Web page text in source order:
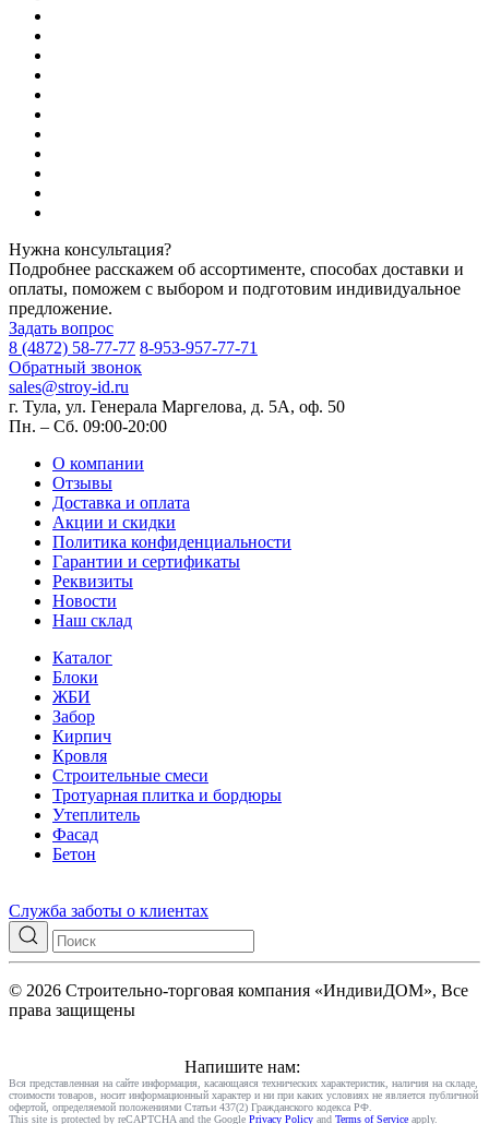
Нужна консультация?
Подробнее расскажем об ассортименте, способах доставки и
оплаты, поможем с выбором и подготовим индивидуальное
предложение.
Задать вопрос
8 (4872) 58-77-77 8-953-957-77-71
Обратный звонок
sales@stroy-id.ru
г. Тула, ул. Генерала Маргелова, д. 5А, оф. 50
Пн. – Cб. 09:00-20:00
О компании
Отзывы
Доставка и оплата
Акции и скидки
Политика конфиденциальности
Гарантии и сертификаты
Реквизиты
Новости
Наш склад
Каталог
Блоки
ЖБИ
Забор
Кирпич
Кровля
Строительные смеси
Тротуарная плитка и бордюры
Утеплитель
Фасад
Бетон
Служба заботы о клиентах
© 2026 Строительно-торговая компания «ИндивиДОМ», Все
права защищены
Напишите нам:
Вся представленная на сайте информация, касающаяся технических характеристик, наличия на складе,
стоимости товаров, носит информационный характер и ни при каких условиях не является публичной
офертой, определяемой положениями Статьи 437(2) Гражданского кодекса РФ.
This site is protected by reCAPTCHA and the Google Privacy Policy and Terms of Service apply.